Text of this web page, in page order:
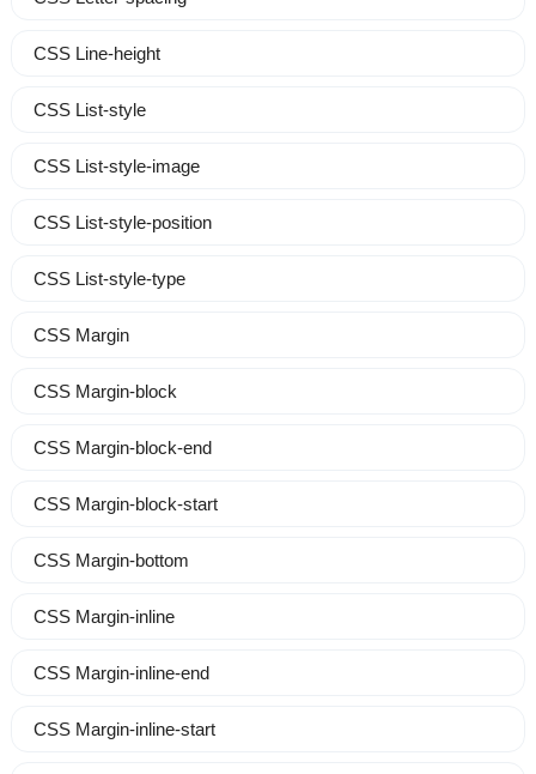
CSS Line-height
CSS List-style
CSS List-style-image
CSS List-style-position
CSS List-style-type
CSS Margin
CSS Margin-block
CSS Margin-block-end
CSS Margin-block-start
CSS Margin-bottom
CSS Margin-inline
CSS Margin-inline-end
CSS Margin-inline-start